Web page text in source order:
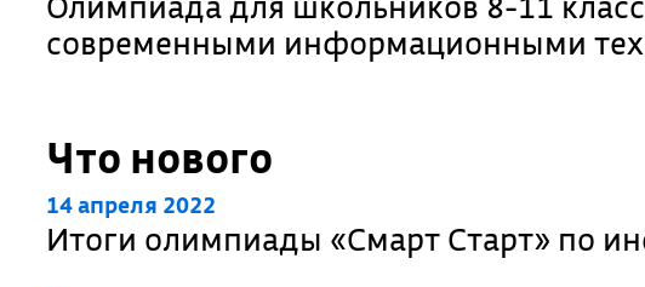
современными информационными
Что нового
14 апреля 2022
Итоги олимпиады «Смарт Старт» по